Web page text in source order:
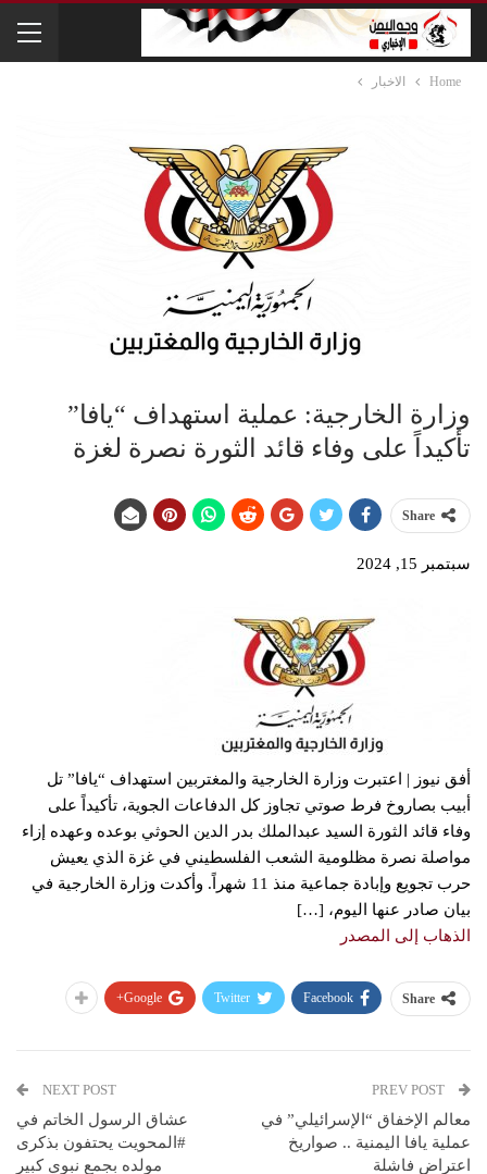
Home الاخبار
وزارة الخارجية: عملية استهداف “يافا”
تأكيداً على وفاء قائد الثورة نصرة لغزة
Share
سبتمبر 15, 2024
أفق نيوز | اعتبرت وزارة الخارجية والمغتربين استهداف “يافا” تل
أبيب بصاروخ فرط صوتي تجاوز كل الدفاعات الجوية، تأكيداً على
وفاء قائد الثورة السيد عبدالملك بدر الدين الحوثي بوعده وعهده إزاء
مواصلة نصرة مظلومية الشعب الفلسطيني في غزة الذي يعيش
حرب تجويع وإبادة جماعية منذ 11 شهراً. وأكدت وزارة الخارجية في
بيان صادر عنها اليوم، […]
الذهاب إلى المصدر
Share
Facebook
Twitter
Google+
معالم الإخفاق “الإسرائيلي” في
عملية يافا اليمنية .. صواريخ
اعتراض فاشلة
NEXT POST
عشاق الرسول الخاتم في
#المحويت يحتفون بذكرى
مولده بجمع نبوي كبير